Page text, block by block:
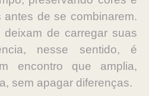
antes de se combinarem.
de carregar suas
nesse sentido, é
encontro que amplia,
sem apagar diferenças.